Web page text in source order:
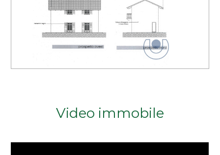
Video immobile